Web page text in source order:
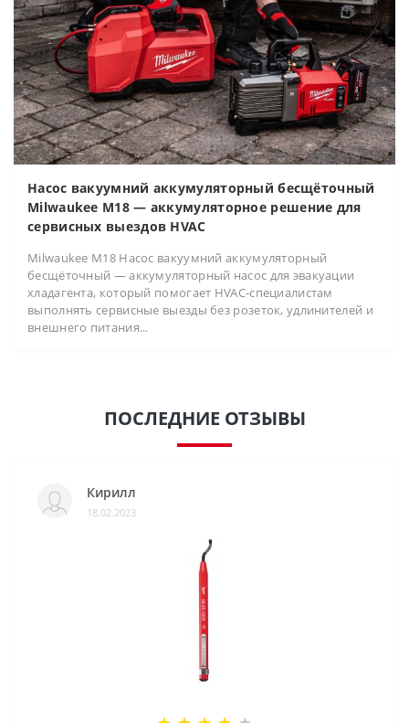
Насос вакуумний аккумуляторный бесщёточный
Milwaukee M18 — аккумуляторное решение для
сервисных выездов HVAC
Milwaukee M18 Насос вакуумний аккумуляторный
бесщёточный — аккумуляторный насос для эвакуации
хладагента, который помогает HVAC-специалистам
выполнять сервисные выезды без розеток, удлинителей и
внешнего питания...
ПОСЛЕДНИЕ ОТЗЫВЫ
Кирилл
18.02.2023